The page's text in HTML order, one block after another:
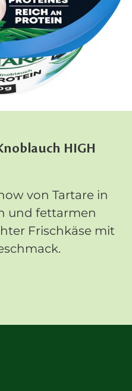
HIGH
von Tartare in
und fettarmen
Frischkäse mit